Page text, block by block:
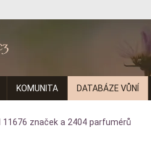
KOMUNITA DATABÁZE VŮNÍ
11676 značek a 2404 parfumérů